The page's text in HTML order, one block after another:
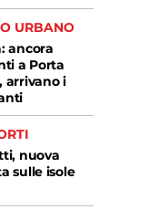
URBANO
ancora
a Porta
arrivano i
nuova
sulle isole